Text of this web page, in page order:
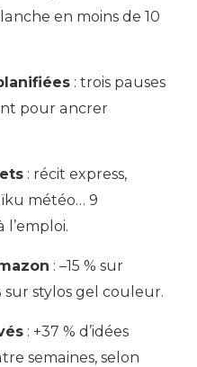
en moins de 10
: trois pauses
pour ancrer
: récit express,
météo… 9
l’emploi.
: –15 % sur
sur stylos gel couleur.
: +37 % d’idées
semaines, selon